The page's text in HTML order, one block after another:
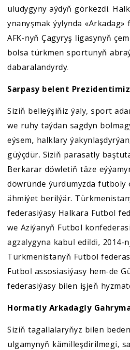
uludygyny aýdyň görkezdi.
ynanyşmak ýylynda
AFK-nyň Çagyryş ligasynyň
bolsa türkmen sportunyň
dabaralandyrdy.
Sarpasy belent
Siziň belleýşiňiz ýaly, sport
we ruhy taýdan sagdyn
eýsem, halklary
güýçdür. Siziň parasatly
Berkarar döwletiň täze
döwründe ýurdumyzda futboly
ähmiýet berilýär.
federasiýasy Halkara Futbol
we Aziýanyň Futbol
agzalygyna kabul edildi, 2014-
Türkmenistanyň Futbol
Futbol assosiasiýasy hem-de
federasiýasy bilen işjeň
Hormatly Arkadagly
Siziň tagallalaryňyz bilen
ulgamynyň kämilleşdirilmegi,